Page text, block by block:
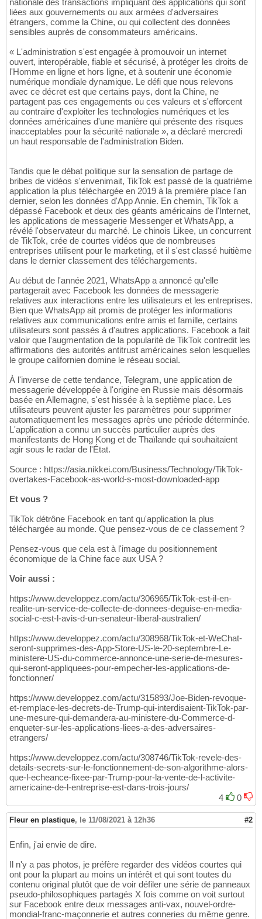
nationale des transactions impliquant des applications qui sont
liées aux gouvernements ou aux armées d'adversaires
étrangers, comme la Chine, ou qui collectent des données
sensibles auprès de consommateurs américains.
« L'administration s'est engagée à promouvoir un internet
ouvert, interopérable, fiable et sécurisé, à protéger les droits de
l'Homme en ligne et hors ligne, et à soutenir une économie
numérique mondiale dynamique. Le défi que nous relevons
avec ce décret est que certains pays, dont la Chine, ne
partagent pas ces engagements ou ces valeurs et s'efforcent
au contraire d'exploiter les technologies numériques et les
données américaines d'une manière qui présente des risques
inacceptables pour la sécurité nationale », a déclaré mercredi
un haut responsable de l'administration Biden.
Tandis que le débat politique sur la sensation de partage de
bribes de vidéos s'envenimait, TikTok est passé de la quatrième
application la plus téléchargée en 2019 à la première place l'an
dernier, selon les données d'App Annie. En chemin, TikTok a
dépassé Facebook et deux des géants américains de l'Internet,
les applications de messagerie Messenger et WhatsApp, a
révélé l'observateur du marché. Le chinois Likee, un concurrent
de TikTok, crée de courtes vidéos que de nombreuses
entreprises utilisent pour le marketing, et il s'est classé huitième
dans le dernier classement des téléchargements.
Au début de l'année 2021, WhatsApp a annoncé qu'elle
partagerait avec Facebook les données de messagerie
relatives aux interactions entre les utilisateurs et les entreprises.
Bien que WhatsApp ait promis de protéger les informations
relatives aux communications entre amis et famille, certains
utilisateurs sont passés à d'autres applications. Facebook a fait
valoir que l'augmentation de la popularité de TikTok contredit les
affirmations des autorités antitrust américaines selon lesquelles
le groupe californien domine le réseau social.
À l'inverse de cette tendance, Telegram, une application de
messagerie développée à l'origine en Russie mais désormais
basée en Allemagne, s'est hissée à la septième place. Les
utilisateurs peuvent ajuster les paramètres pour supprimer
automatiquement les messages après une période déterminée.
L'application a connu un succès particulier auprès des
manifestants de Hong Kong et de Thaïlande qui souhaitaient
agir sous le radar de l'État.
Source : https://asia.nikkei.com/Business/Technology/TikTok-
overtakes-Facebook-as-world-s-most-downloaded-app
Et vous ?
TikTok détrône Facebook en tant qu'application la plus
téléchargée au monde. Que pensez-vous de ce classement ?
Pensez-vous que cela est à l'image du positionnement
économique de la Chine face aux USA ?
Voir aussi :
https://www.developpez.com/actu/306965/TikTok-est-il-en-
realite-un-service-de-collecte-de-donnees-deguise-en-media-
social-c-est-l-avis-d-un-senateur-liberal-australien/
https://www.developpez.com/actu/308968/TikTok-et-WeChat-
seront-supprimes-des-App-Store-US-le-20-septembre-Le-
ministere-US-du-commerce-annonce-une-serie-de-mesures-
qui-seront-appliquees-pour-empecher-les-applications-de-
fonctionner/
https://www.developpez.com/actu/315893/Joe-Biden-revoque-
et-remplace-les-decrets-de-Trump-qui-interdisaient-TikTok-par-
une-mesure-qui-demandera-au-ministere-du-Commerce-d-
enqueter-sur-les-applications-liees-a-des-adversaires-
etrangers/
https://www.developpez.com/actu/308746/TikTok-revele-des-
details-secrets-sur-le-fonctionnement-de-son-algorithme-alors-
que-l-echeance-fixee-par-Trump-pour-la-vente-de-l-activite-
americaine-de-l-entreprise-est-dans-trois-jours/
4
0
Fleur en plastique, le 11/08/2021 à 12h36 #2
Enfin, j'ai envie de dire.
Il n'y a pas photos, je préfère regarder des vidéos courtes qui
ont pour la plupart au moins un intérêt et qui sont toutes du
contenu original plutôt que de voir défiler une série de panneaux
pseudo-philosophiques partagés X fois comme on voit surtout
sur Facebook entre deux messages anti-vax, nouvel-ordre-
mondial-franc-maçonnerie et autres conneries du même genre.